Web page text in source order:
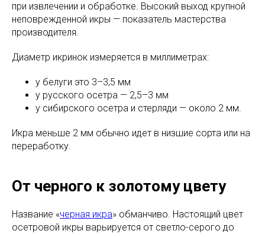
при извлечении и обработке. Высокий выход крупной
неповрежденной икры — показатель мастерства
производителя.
Диаметр икринок измеряется в миллиметрах:
у белуги это 3–3,5 мм
у русского осетра — 2,5–3 мм
у сибирского осетра и стерляди — около 2 мм.
Икра меньше 2 мм обычно идет в низшие сорта или на
переработку.
От черного к золотому цвету
Название «черная икра» обманчиво. Настоящий цвет
осетровой икры варьируется от светло-серого до